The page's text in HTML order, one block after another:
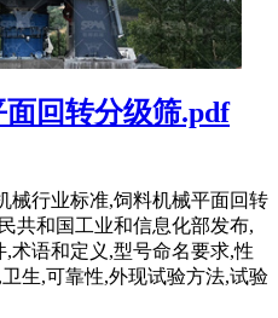
回转分级筛.pdf
械行业标准,饲料机械平面回转
共和国工业和信息化部发布,
术语和定义,型号命名要求,性
生,可靠性,外现试验方法,试验